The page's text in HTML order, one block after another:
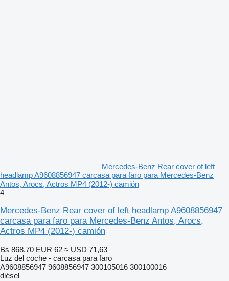
Mercedes-Benz Rear cover of left
headlamp A9608856947 carcasa para faro para Mercedes-Benz
Antos, Arocs, Actros MP4 (2012-) camión
4
Mercedes-Benz Rear cover of left headlamp A9608856947
carcasa para faro para Mercedes-Benz Antos, Arocs,
Actros MP4 (2012-) camión
Bs 868,70 EUR 62 ≈ USD 71,63
Luz del coche - carcasa para faro
А9608856947 9608856947 300105016 300100016
diésel